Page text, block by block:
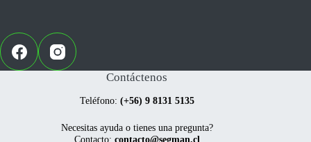
Contáctenos
Teléfono: (+56) 9 8131 5135
Necesitas ayuda o tienes una pregunta?
Contacto: contacto@segman.cl